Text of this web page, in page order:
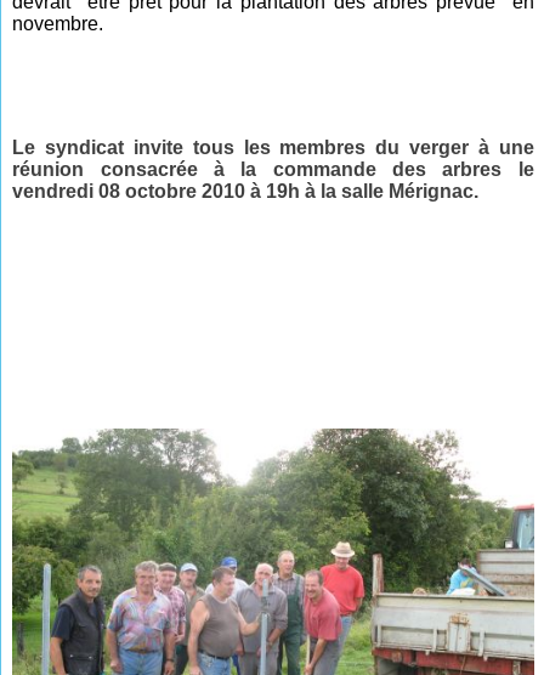
novembre.
Le syndicat invite tous les membres du verger à une
réunion consacrée à la commande des arbres le
vendredi 08 octobre 2010 à 19h à la salle Mérignac.